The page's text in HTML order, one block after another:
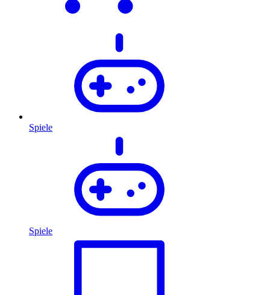
Spiele
Spiele